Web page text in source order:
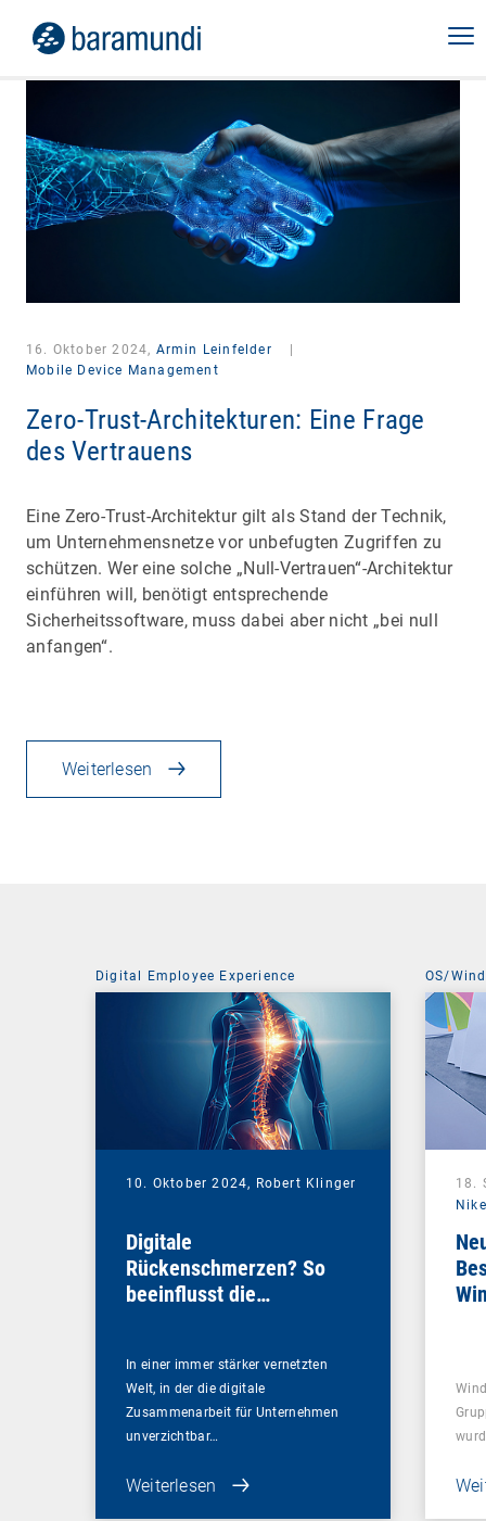
16. Oktober 2024, Armin Leinfelder
Mobile Device Management
Zero-Trust-Architekturen: Eine Frage
des Vertrauens
Eine Zero-Trust-Architektur gilt als Stand der Technik,
um Unternehmensnetze vor unbefugten Zugriffen zu
schützen. Wer eine solche „Null-Vertrauen“-Architektur
einführen will, benötigt entsprechende
Sicherheitssoftware, muss dabei aber nicht „bei null
anfangen“.
Weiterlesen
Digital Employee Experience
10. Oktober 2024, Robert Klinger
Digitale
Rückenschmerzen? So
beeinflusst die
In einer immer stärker vernetzten
Welt, in der die digitale
Zusammenarbeit für Unternehmen
unverzichtbar…
Weiterlesen
OS/
18.